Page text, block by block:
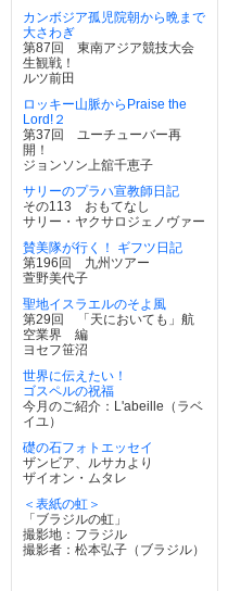
カンボジア孤児院朝から晩まで
大さわぎ
第87回 東南アジア競技大会
生観戦！
ルツ前田
ロッキー山脈からPraise the
Lord!２
第37回 ユーチューバー再
開！
ジョンソン上舘千恵子
サリーのプラハ宣教師日記
その113 おもてなし
サリー・ヤクサロジェノヴァー
賛美隊が行く！ ギフツ日記
第196回 九州ツアー
萱野美代子
聖地イスラエルのそよ風
第29回 「天においても」航
空業界 編
ヨセフ笹沼
世界に伝えたい！
ゴスペルの祝福
今月のご紹介：L'abeille（ラベ
イユ）
礎の石フォトエッセイ
ザンビア、ルサカより
ザイオン・ムタレ
＜表紙の虹＞
「ブラジルの虹」
撮影地：フラジル
撮影者：松本弘子（ブラジル）